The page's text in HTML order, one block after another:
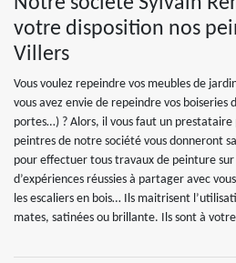
votre disposition nos
Villers
Vous voulez repeindre vos meubles de
vous avez envie de repeindre vos boiseries
portes…) ? Alors, il vous faut un
peintres de notre société vous donneront
pour effectuer tous travaux de peinture sur
d’expériences réussies à partager avec
les escaliers en bois… Ils maitrisent
mates, satinées ou brillante. Ils sont à